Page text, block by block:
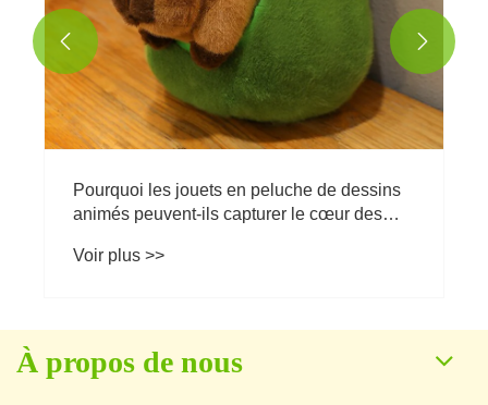
 
À propos de nous